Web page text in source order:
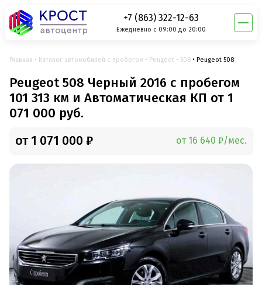
+7 (863) 322-12-63
Ежедневно с 09:00 до 20:00
Главная Каталог автомобилей с пробегом Peugeot 508 Peugeot 508
Peugeot 508 Черный 2016 с пробегом
101 313 км и Автоматическая КП от 1
071 000 руб.
от 1 071 000 ₽ от 16 640 ₽/мес.